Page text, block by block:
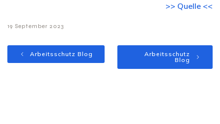
>> Quelle <<
19 September 2023
Arbeitsschutz Blog
Arbeitsschutz
Blog